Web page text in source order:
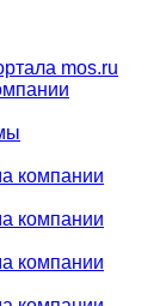
mos.ru
компании
компании
компании